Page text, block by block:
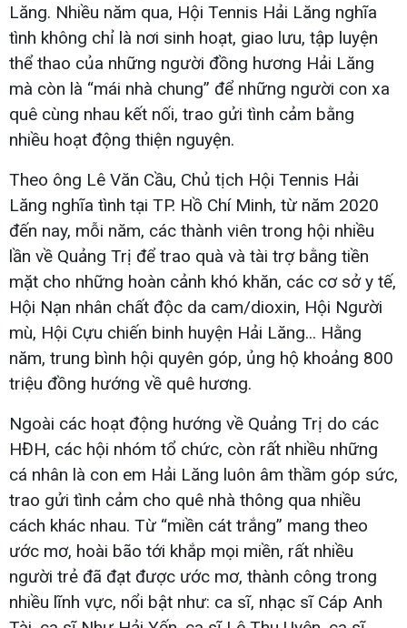
Lăng. Nhiều năm qua, Hội Tennis Hải Lăng nghĩa
tình không chỉ là nơi sinh hoạt, giao lưu, tập luyện
thể thao của những người đồng hương Hải Lăng
mà còn là “mái nhà chung” để những người con xa
quê cùng nhau kết nối, trao gửi tình cảm bằng
nhiều hoạt động thiện nguyện.
Theo ông Lê Văn Cầu, Chủ tịch Hội Tennis Hải
Lăng nghĩa tình tại TP. Hồ Chí Minh, từ năm 2020
đến nay, mỗi năm, các thành viên trong hội nhiều
lần về Quảng Trị để trao quà và tài trợ bằng tiền
mặt cho những hoàn cảnh khó khăn, các cơ sở y tế,
Hội Nạn nhân chất độc da cam/dioxin, Hội Người
mù, Hội Cựu chiến binh huyện Hải Lăng... Hằng
năm, trung bình hội quyên góp, ủng hộ khoảng 800
triệu đồng hướng về quê hương.
Ngoài các hoạt động hướng về Quảng Trị do các
HĐH, các hội nhóm tổ chức, còn rất nhiều những
cá nhân là con em Hải Lăng luôn âm thầm góp sức,
trao gửi tình cảm cho quê nhà thông qua nhiều
cách khác nhau. Từ “miền cát trắng” mang theo
ước mơ, hoài bão tới khắp mọi miền, rất nhiều
người trẻ đã đạt được ước mơ, thành công trong
nhiều lĩnh vực, nổi bật như: ca sĩ, nhạc sĩ Cáp Anh